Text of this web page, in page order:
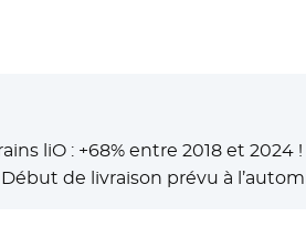
liO : +68% entre 2018 et 2024
de livraison prévu à